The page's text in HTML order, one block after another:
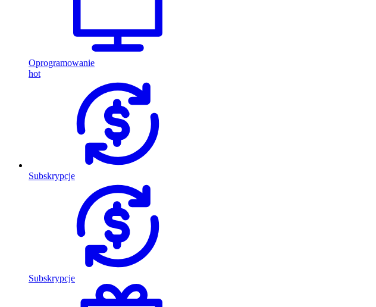
Oprogramowanie
hot
Subskrypcje
Subskrypcje